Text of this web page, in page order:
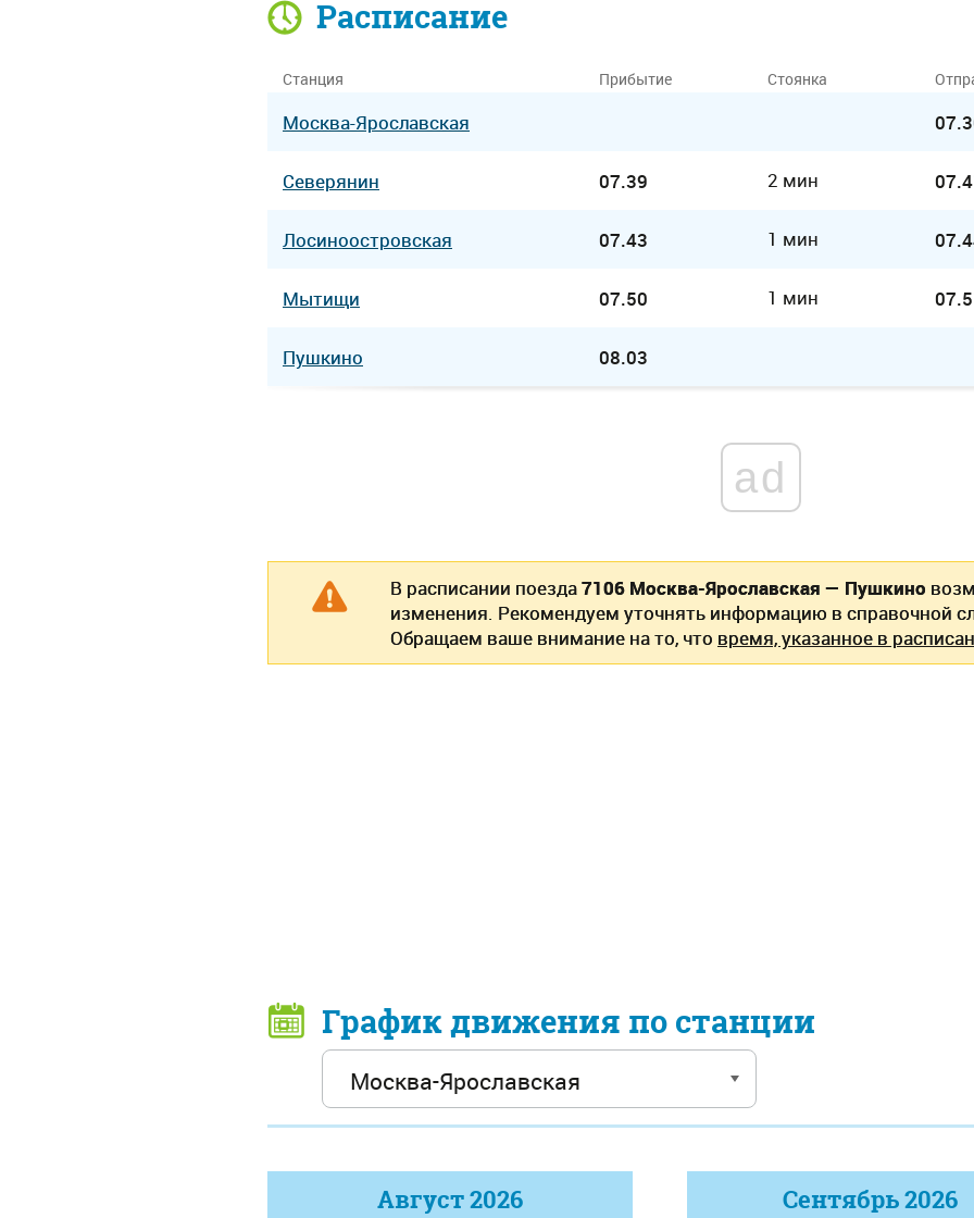
Расписание
Станция Прибытие Стоянка
Москва-Ярославская
Северянин 07.39 2 мин
Лосиноостровская 07.43 1 мин
Мытищи 07.50 1 мин
Пушкино 08.03
ad
В расписании поезда7106 Москва-Ярославская — Пушкино
изменения. Рекомендуем уточнять информацию в справочной
Обращаем ваше внимание на то, что время, указанное в
График движения по станции
Август2026 Сентябрь2026